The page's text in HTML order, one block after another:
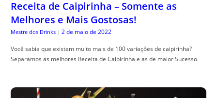
Receita de Caipirinha – Somente as
Melhores e Mais Gostosas!
Mestre dos Drinks | 2 de maio de 2022
Você sabia que existem muito mais de 100 variações de caipirinha?
Separamos as melhores Receita de Caipirinha e as de maior Sucesso.